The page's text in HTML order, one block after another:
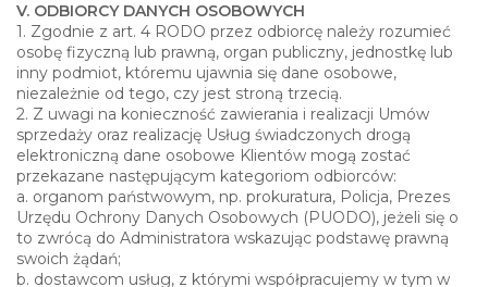
V. ODBIORCY DANYCH OSOBOWYCH
1. Zgodnie z art. 4 RODO przez odbiorcę należy rozumieć
osobę fizyczną lub prawną, organ publiczny, jednostkę lub
inny podmiot, któremu ujawnia się dane osobowe,
niezależnie od tego, czy jest stroną trzecią.
2. Z uwagi na konieczność zawierania i realizacji Umów
sprzedaży oraz realizację Usług świadczonych drogą
elektroniczną dane osobowe Klientów mogą zostać
przekazane następującym kategoriom odbiorców:
a. organom państwowym, np. prokuratura, Policja, Prezes
Urzędu Ochrony Danych Osobowych (PUODO), jeżeli się o
to zwrócą do Administratora wskazując podstawę prawną
swoich żądań;
b. dostawcom usług, z którymi współpracujemy w tym w